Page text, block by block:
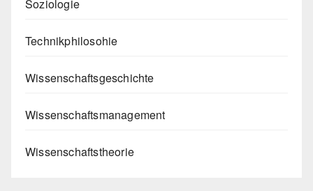
Soziologie
Technikphilosohie
Wissenschaftsgeschichte
Wissenschaftsmanagement
Wissenschaftstheorie